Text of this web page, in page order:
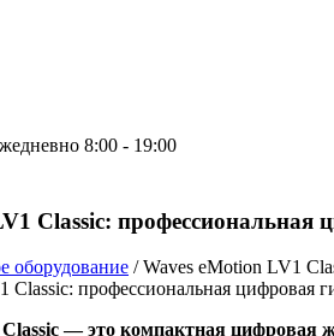
8:00 - 19:00
Classic: профессиональная
оборудование /Waves eMotion LV1
— это компактная цифровая